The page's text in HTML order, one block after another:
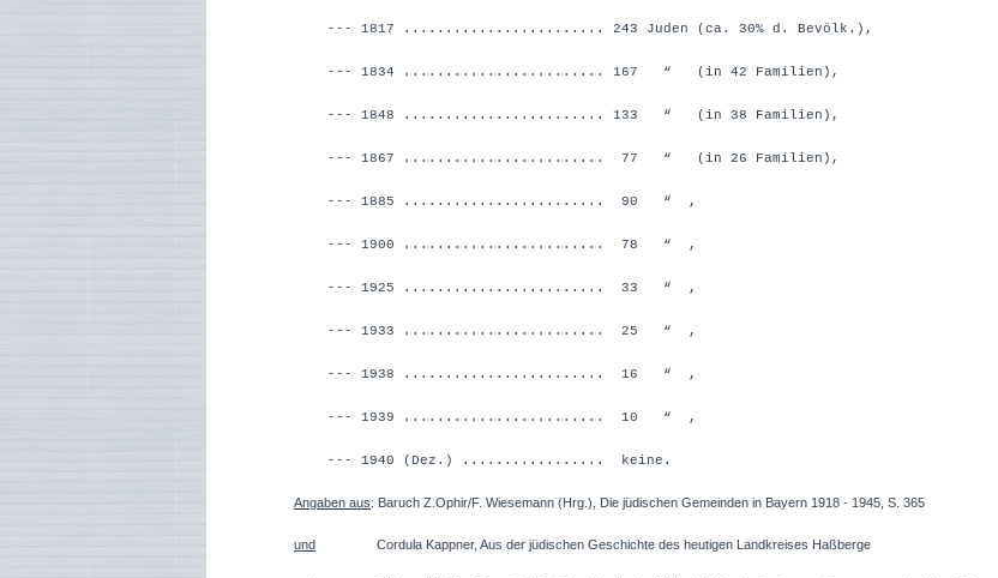
--- 1817 ........................ 243 Juden (ca. 30% d. Bevölk.),
--- 1834 ........................ 167 “ (in 42 Familien),
--- 1848 ........................ 133 “ (in 38 Familien),
--- 1867 ........................ 77 “ (in 26 Familien),
--- 1885 ........................ 90 “ ,
--- 1900 ........................ 78 “ ,
--- 1925 ........................ 33 “ ,
--- 1933 ........................ 25 “ ,
--- 1938 ........................ 16 “ ,
--- 1939 ........................ 10 “ ,
--- 1940 (Dez.) ................. keine.
Angaben aus: Baruch Z.Ophir/F. Wiesemann (Hrg.), Die jüdischen Gemeinden in Bayern 1918 - 1945, S. 365
und Cordula Kappner, Aus der jüdischen Geschichte des heutigen Landkreises Haßberge